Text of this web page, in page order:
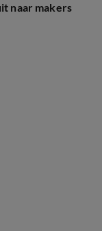
naar makers